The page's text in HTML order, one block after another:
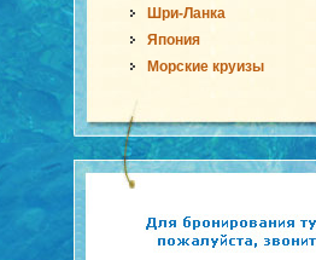
Шри-Ланка
Япония
Морские круизы